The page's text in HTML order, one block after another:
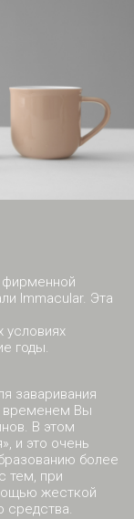
фирменной
Immacular. Эта
условиях
годы.
заваривания
временем Вы
В этом
и это очень
более
тем, при
жесткой
средства.